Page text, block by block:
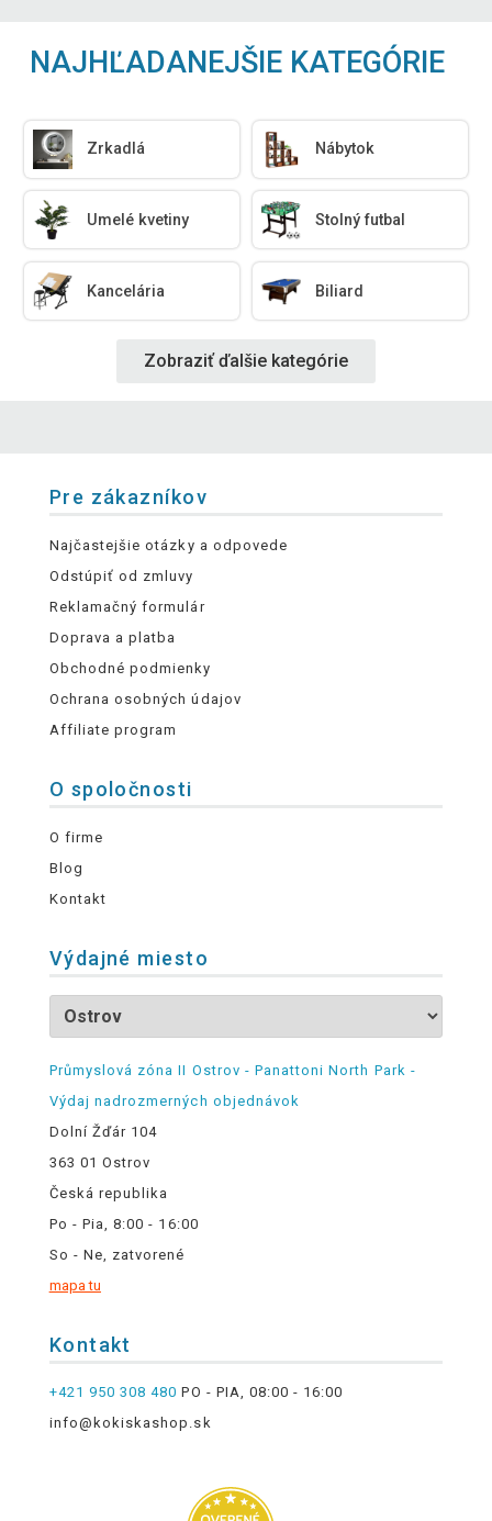
NAJHĽADANEJŠIE KATEGÓRIE
Zrkadlá Nábytok
Umelé kvetiny Stolný futbal
Kancelária Biliard
Zobraziť ďalšie kategórie
Pre zákazníkov
Najčastejšie otázky a odpovede
Odstúpiť od zmluvy
Reklamačný formulár
Doprava a platba
Obchodné podmienky
Ochrana osobných údajov
Affiliate program
O spoločnosti
O firme
Blog
Kontakt
Výdajné miesto
Průmyslová zóna II Ostrov - Panattoni North Park -
Výdaj nadrozmerných objednávok
Dolní Žďár 104
363 01 Ostrov
Česká republika
Po - Pia, 8:00 - 16:00
So - Ne, zatvorené
mapa tu
Kontakt
+421 950 308 480 PO - PIA, 08:00 - 16:00
info@kokiskashop.sk